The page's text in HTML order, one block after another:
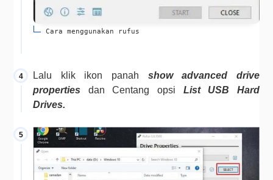
Cara menggunakan rufus
Lalu klik ikon panah show advanced drive
properties dan Centang opsi List USB Hard
Drives.